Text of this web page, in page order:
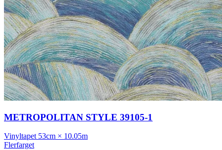
METROPOLITAN STYLE 39105-1
Vinyltapet 53cm × 10.05m
Flerfarget